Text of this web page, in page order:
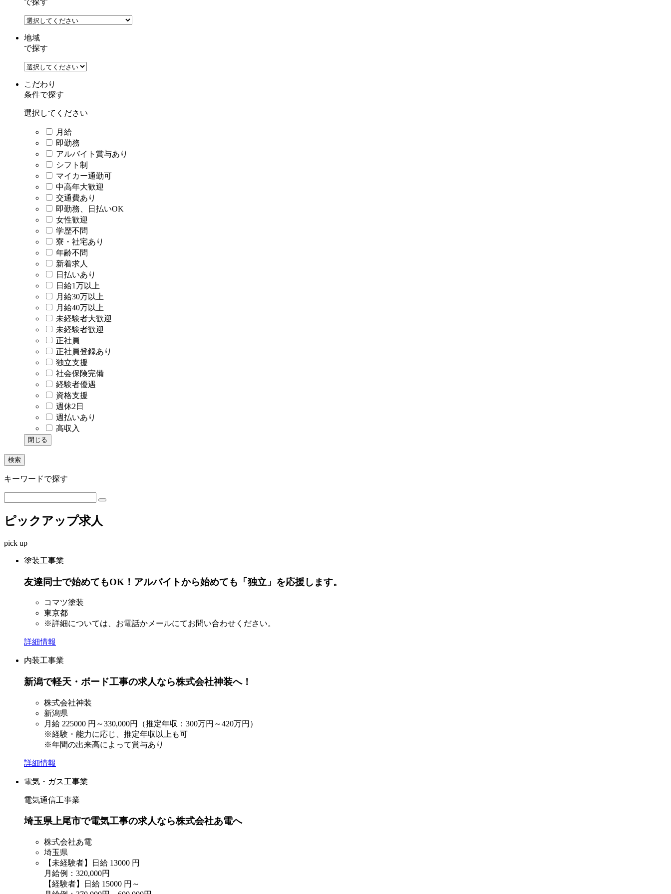
で探す
地域
で探す
こだわり
条件で探す
選択してください
月給
即勤務
アルバイト賞与あり
シフト制
マイカー通勤可
中高年大歓迎
交通費あり
即勤務、日払いOK
女性歓迎
学歴不問
寮・社宅あり
年齢不問
新着求人
日払いあり
日給1万以上
月給30万以上
月給40万以上
未経験者大歓迎
未経験者歓迎
正社員
正社員登録あり
独立支援
社会保険完備
経験者優遇
資格支援
週休2日
週払いあり
高収入
閉じる
検索
キーワードで探す
ピックアップ求人
pick up
塗装工事業
友達同士で始めてもOK！アルバイトから始めても「独立」を応援します。
コマツ塗装
東京都
※詳細については、お電話かメールにてお問い合わせください。
詳細情報
内装工事業
新潟で軽天・ボード工事の求人なら株式会社神装へ！
株式会社神装
新潟県
月給 225000 円～330,000円（推定年収：300万円～420万円）
※経験・能力に応じ、推定年収以上も可
※年間の出来高によって賞与あり
詳細情報
電気・ガス工事業
電気通信工事業
埼玉県上尾市で電気工事の求人なら株式会社あ電へ
株式会社あ電
埼玉県
【未経験者】日給 13000 円
月給例：320,000円
【経験者】日給 15000 円～